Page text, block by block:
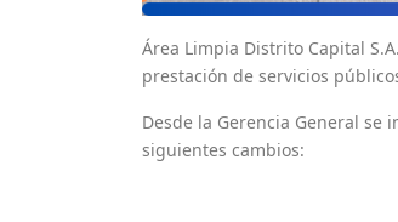
Área Limpia Distrito Capital
prestación de servicios
Desde la Gerencia General
siguientes cambios: